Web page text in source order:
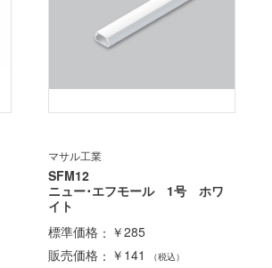
マサル工業
SFM12
ニュー･エフモール 1号 ホワ
イト
標準価格
￥285
販売価格
￥141 （税込）